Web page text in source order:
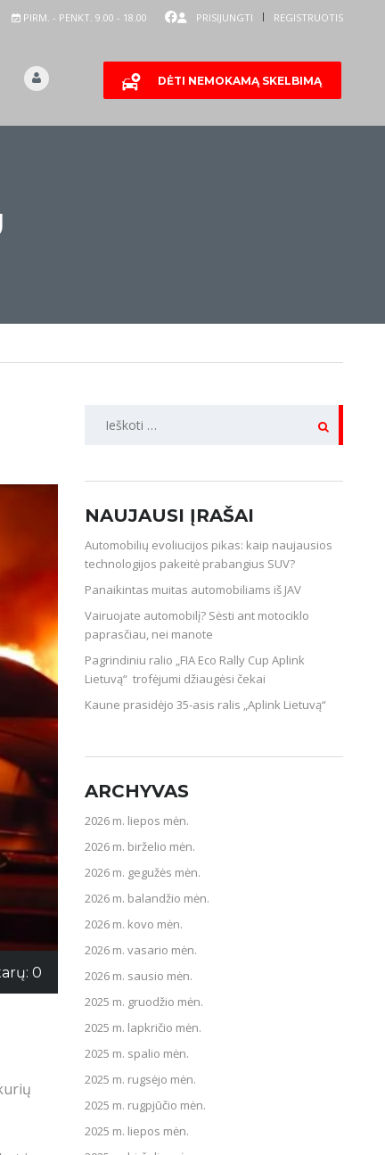
PRISIJUNGTI REGISTRUOTIS
PIRM. - PENKT. 9.00 - 18.00
DĖTI NEMOKAMĄ SKELBIMĄ
0
IEŠKOTI:
NAUJAUSI ĮRAŠAI
Automobilių evoliucijos pikas: kaip naujausios
technologijos pakeitė prabangius SUV?
Panaikintas muitas automobiliams iš JAV
Vairuojate automobilį? Sėsti ant motociklo
paprasčiau, nei manote
Pagrindiniu ralio „FIA Eco Rally Cup Aplink
Lietuvą“ trofėjumi džiaugėsi čekai
Kaune prasidėjo 35-asis ralis „Aplink Lietuvą“
ARCHYVAS
2026 m. liepos mėn.
2026 m. birželio mėn.
2026 m. gegužės mėn.
2026 m. balandžio mėn.
2026 m. kovo mėn.
2026 m. vasario mėn.
2026 m. sausio mėn.
2025 m. gruodžio mėn.
2025 m. lapkričio mėn.
2025 m. spalio mėn.
2025 m. rugsėjo mėn.
2025 m. rugpjūčio mėn.
2025 m. liepos mėn.